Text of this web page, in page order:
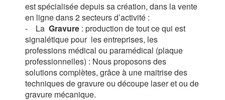
est spécialisée depuis sa création, dans la vente
en ligne dans 2 secteurs d’activité :
- La Gravure : production de tout ce qui est
signalétique pour les entreprises, les
professions médical ou paramédical (plaque
professionnelles) : Nous proposons des
solutions complètes, grâce à une maitrise des
techniques de gravure ou découpe laser et ou de
gravure mécanique.